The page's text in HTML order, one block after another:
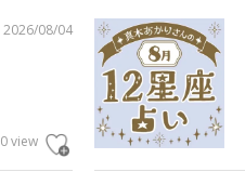
2026/08/04
0 view